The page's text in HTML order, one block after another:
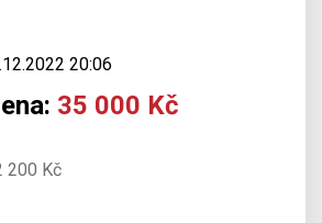
20:06
35 000 Kč
200 Kč